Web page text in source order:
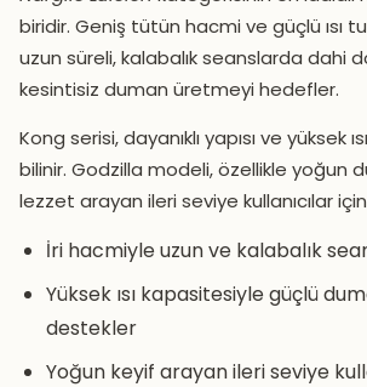
biridir. Geniş tütün hacmi ve güçlü ısı
uzun süreli, kalabalık seanslarda dahi
kesintisiz duman üretmeyi hedefler.
Kong serisi, dayanıklı yapısı ve yüksek
bilinir. Godzilla modeli, özellikle yoğun
lezzet arayan ileri seviye kullanıcılar
İri hacmiyle uzun ve kalabalık
Yüksek ısı kapasitesiyle güçlü
destekler
Yoğun keyif arayan ileri seviye